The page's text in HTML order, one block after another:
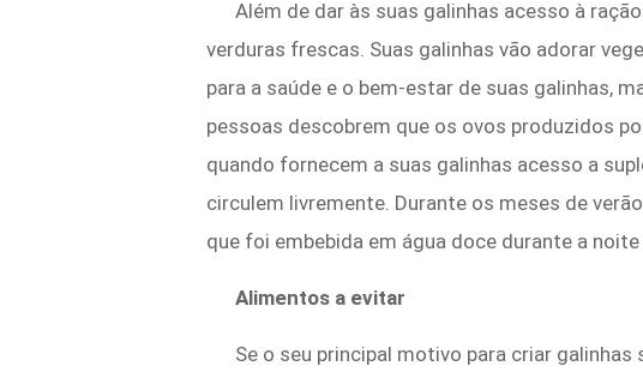
Além de dar às suas galinhas acesso à
verduras frescas. Suas galinhas vão adorar
para a saúde e o bem-estar de suas galinhas,
pessoas descobrem que os ovos produzidos
quando fornecem a suas galinhas acesso a
circulem livremente. Durante os meses de
que foi embebida em água doce durante a
Alimentos a evitar
Se o seu principal motivo para criar